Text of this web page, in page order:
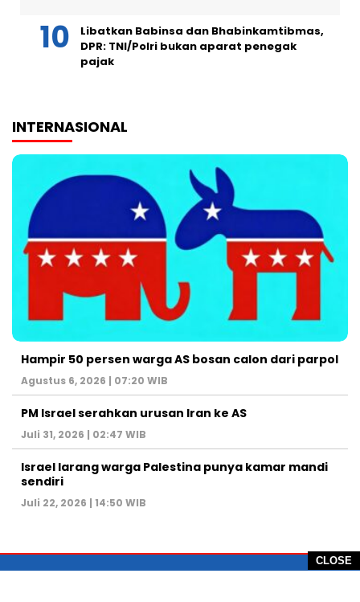
CLOSE
Libatkan Babinsa dan Bhabinkamtibmas,
DPR: TNI/Polri bukan aparat penegak
pajak
INTERNASIONAL
Hampir 50 persen warga AS bosan calon dari parpol
Agustus 6, 2026 | 07:20 WIB
PM Israel serahkan urusan Iran ke AS
Juli 31, 2026 | 02:47 WIB
Israel larang warga Palestina punya kamar mandi
sendiri
Juli 22, 2026 | 14:50 WIB